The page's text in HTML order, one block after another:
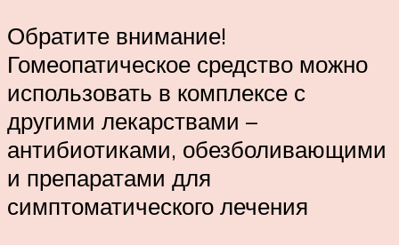
Обратите внимание!
Гомеопатическое средство можно
использовать в комплексе с
другими лекарствами –
антибиотиками, обезболивающими
и препаратами для
симптоматического лечения